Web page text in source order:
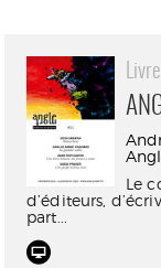
Le
d’éditeurs,
part...